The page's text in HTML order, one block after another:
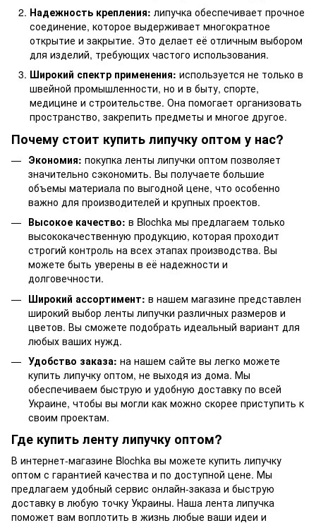
Надежность крепления: липучка обеспечивает прочное
соединение, которое выдерживает многократное
открытие и закрытие. Это делает её отличным выбором
для изделий, требующих частого использования.
Широкий спектр применения: используется не только в
швейной промышленности, но и в быту, спорте,
медицине и строительстве. Она помогает организовать
пространство, закрепить предметы и многое другое.
Почему стоит купить липучку оптом у нас?
Экономия: покупка ленты липучки оптом позволяет
значительно сэкономить. Вы получаете большие
объемы материала по выгодной цене, что особенно
важно для производителей и крупных проектов.
Высокое качество: в Blochka мы предлагаем только
высококачественную продукцию, которая проходит
строгий контроль на всех этапах производства. Вы
можете быть уверены в её надежности и
долговечности.
Широкий ассортимент: в нашем магазине представлен
широкий выбор ленты липучки различных размеров и
цветов. Вы сможете подобрать идеальный вариант для
любых ваших нужд.
Удобство заказа: на нашем сайте вы легко можете
купить липучку оптом, не выходя из дома. Мы
обеспечиваем быструю и удобную доставку по всей
Украине, чтобы вы могли как можно скорее приступить к
своим проектам.
Где купить ленту липучку оптом?
В интернет-магазине Blochka вы можете купить липучку
оптом с гарантией качества и по доступной цене. Мы
предлагаем удобный сервис онлайн-заказа и быструю
доставку в любую точку Украины. Наша лента липучка
поможет вам воплотить в жизнь любые ваши идеи и